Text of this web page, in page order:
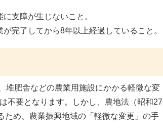
支障が生じないこと。
完了してから8年以上経過していること。
堆肥舎などの農業用施設にかかる軽微な変
不要となります。しかし、農地法（昭和27
め、農業振興地域の「軽微な変更」の手